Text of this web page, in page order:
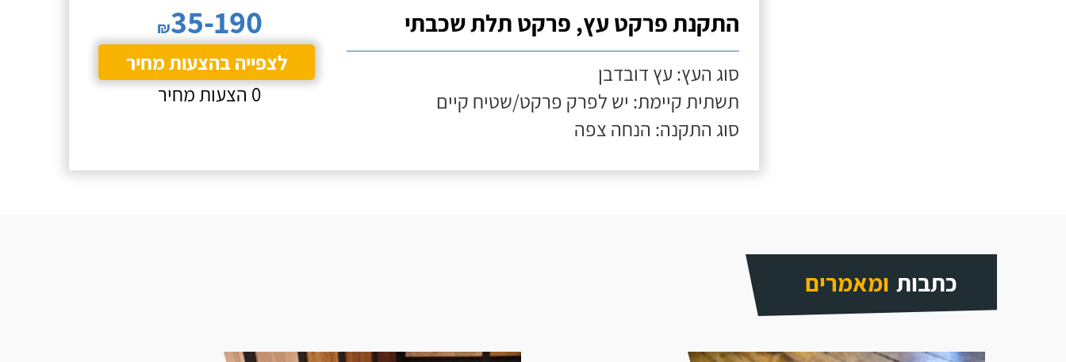
התקנת פרקט עץ, פרקט תלת שכבתי
סוג העץ: עץ דובדבן
תשתית קיימת: יש לפרק פרקט/שטיח קיים
סוג התקנה: הנחה צפה
₪35-190
לצפייה בהצעות מחיר
0 הצעות מחיר
כתבות ומאמרים